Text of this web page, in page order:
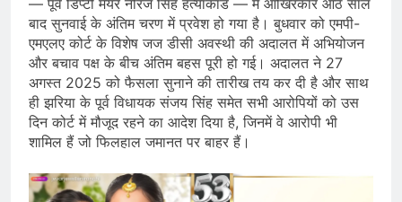
बाद सुनवाई के अंतिम चरण में प्रवेश हो गया है। बुधवार को एमपी-
एमएलए कोर्ट के विशेष जज डीसी अवस्थी की अदालत में अभियोजन
और बचाव पक्ष के बीच अंतिम बहस पूरी हो गई। अदालत ने 27
अगस्त 2025 को फैसला सुनाने की तारीख तय कर दी है और साथ
ही झरिया के पूर्व विधायक संजय सिंह समेत सभी आरोपियों को उस
दिन कोर्ट में मौजूद रहने का आदेश दिया है, जिनमें वे आरोपी भी
शामिल हैं जो फिलहाल जमानत पर बाहर हैं।